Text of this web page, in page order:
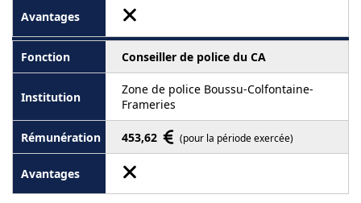
Conseiller de police du CA
Zone de police Boussu-Colfontaine-
Frameries
453,62 (pour la période exercée)